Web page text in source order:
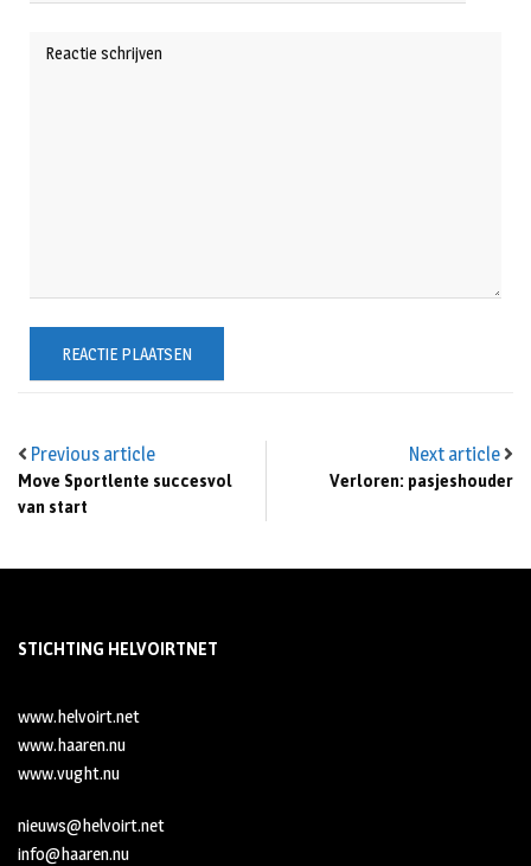
Previous article
Move Sportlente succesvol
van start
Next article
Verloren: pasjeshouder
STICHTING HELVOIRTNET
www.helvoirt.net
www.haaren.nu
www.vught.nu
nieuws@helvoirt.net
info@haaren.nu